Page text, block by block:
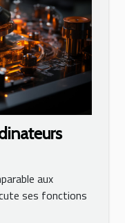
aux
ses fonctions